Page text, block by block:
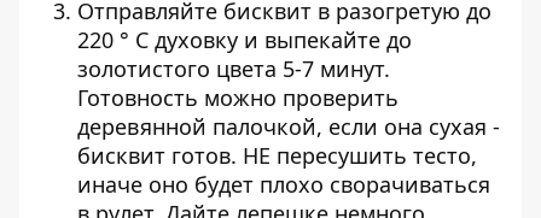
Отправляйте бисквит в разогретую до
220 ° С духовку и выпекайте до
золотистого цвета 5-7 минут.
Готовность можно проверить
деревянной палочкой, если она сухая -
бисквит готов. НЕ пересушить тесто,
иначе оно будет плохо сворачиваться